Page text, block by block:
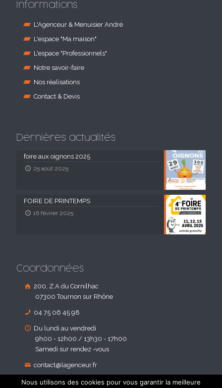
Informations
L'Agenceur & Menuisier André
L'espace "Ma maison"
L'espace "Professionnels"
Notre savoir-faire
Nos réalisations
Contact & Devis
Dernières actualités
foire aux oignons 2025
25 août 2025
FOIRE DE PRINTEMPS
16 février 2025
Coordonnées
200, Z.A du Cornilhac
07300 Tournon sur Rhône
04 75 06 45 98
Du lundi au vendredi
9h00 - 12h00 / 13h30 - 17h00
Samedi sur rendez -vous
contact@lagenceur.fr
Nous utilisons des cookies pour vous garantir la meilleure